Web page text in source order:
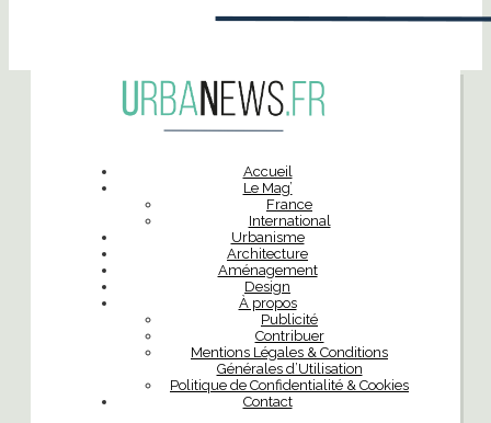
Accueil
Le Mag’
France
International
Urbanisme
Architecture
Aménagement
Design
À propos
Publicité
Contribuer
Mentions Légales & Conditions
Générales d’Utilisation
Politique de Confidentialité & Cookies
Contact